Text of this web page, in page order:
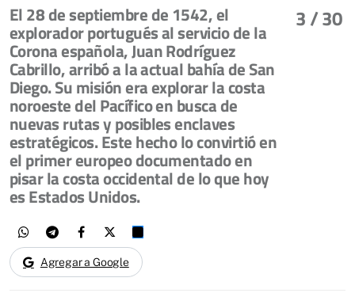
3/ 30
El 28 de septiembre de 1542, el
explorador portugués al servicio de la
Corona española, Juan Rodríguez
Cabrillo, arribó a la actual bahía de San
Diego. Su misión era explorar la costa
noroeste del Pacífico en busca de
nuevas rutas y posibles enclaves
estratégicos. Este hecho lo convirtió en
el primer europeo documentado en
pisar la costa occidental de lo que hoy
es Estados Unidos.
Agregar a Google